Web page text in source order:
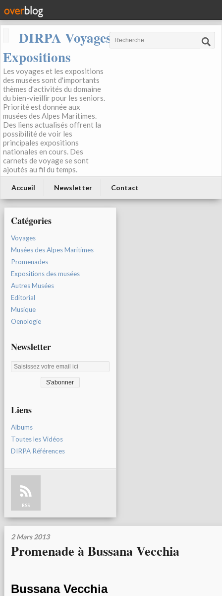
DIRPA Voyages, Musées,
Expositions
Les voyages et les expositions
des musées sont d'importants
thèmes d'activités du domaine
du bien-vieillir pour les seniors.
Priorité est donnée aux
musées des Alpes Maritimes.
Des liens actualisés offrent la
possibilité de voir les
principales expositions
nationales en cours. Des
carnets de voyage se sont
ajoutés au fil du temps.
Accueil Newsletter Contact
Catégories
Voyages
Musées des Alpes Maritimes
Promenades
Expositions des musées
Autres Musées
Editorial
Musique
Oenologie
Newsletter
Liens
Albums
Toutes les Vidéos
DIRPA Références
RSS
2 Mars 2013
Promenade à Bussana Vecchia
Bussana Vecchia